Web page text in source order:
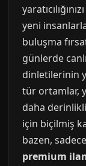
yeni
buluşma
günlerde
dinletilerinin
tür ortamlar,
daha
için biçilmiş
bazen,
premium